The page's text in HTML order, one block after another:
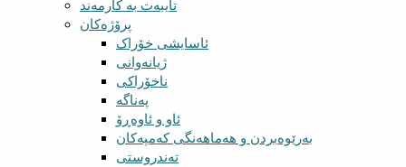
تایبەت بە کارمەند
پرۆژەکان
ئاسایشی خۆراک
ژیانەوانی
ناخۆراکی
پەناگە
ئاو و ئاوەڕۆ
بەرێوەبردن و هەماهەنگی کەمپەکان
تەندروستی